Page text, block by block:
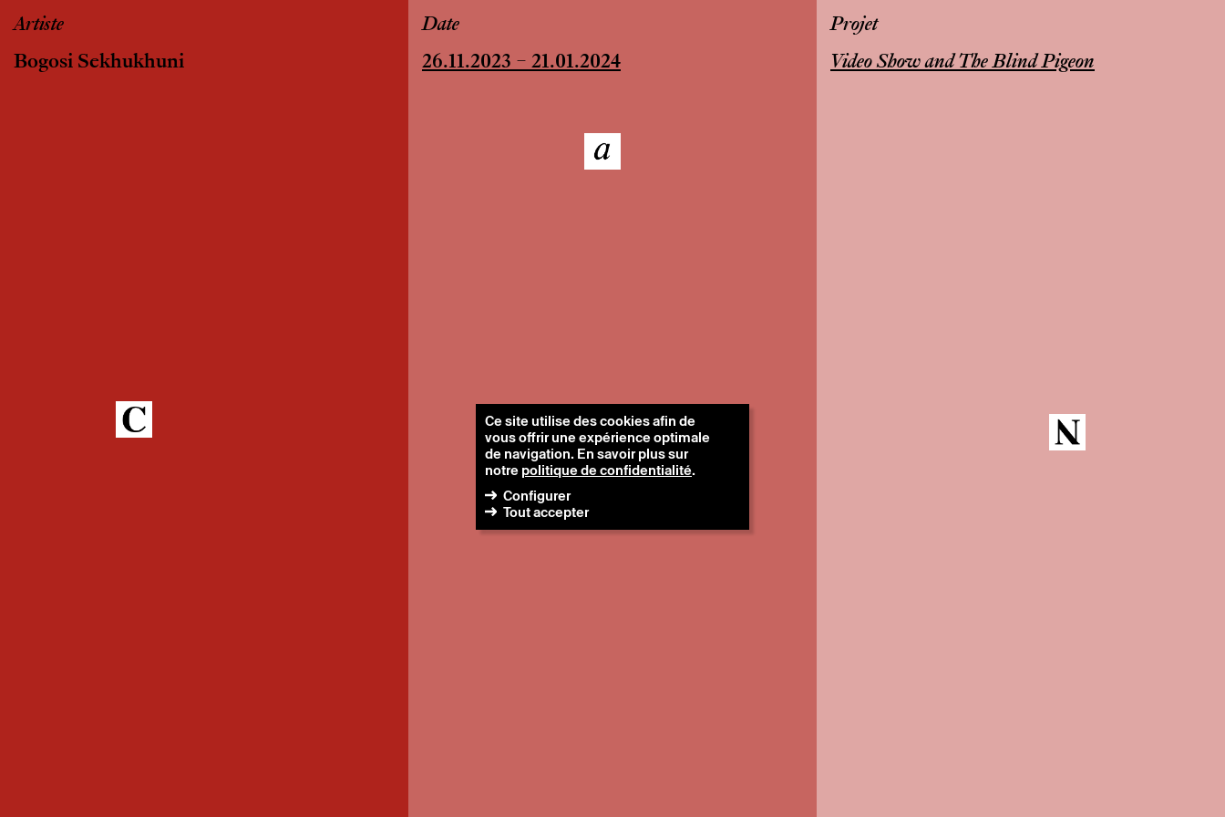
Artiste
Bogosi Sekhukhuni
Date
26.11.2023 – 21.01.2024
Projet
Video Show and The Blind Pigeon
Ce site utilise des cookies afin de
vous offrir une expérience optimale
de navigation. En savoir plus sur
notrepolitique de confidentialité.
Configurer
Tout accepter